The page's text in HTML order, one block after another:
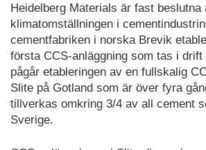
Heidelberg Materials är fast beslutna
klimatomställningen i
cementfabriken i norska Brevik
första CCS-anläggning som tas i
pågår etableringen av en fullskalig
Slite på Gotland som är över fyra
tillverkas omkring 3/4 av all cement
Sverige.